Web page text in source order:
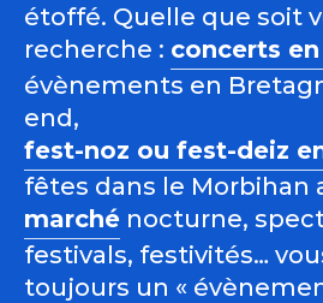
étoffé. Quelle que soit
recherche : concerts
évènements en
end,
fest-noz ou fest-deiz
fêtes dans le Morbihan
marché nocturne,
festivals, festivités…
toujours un «